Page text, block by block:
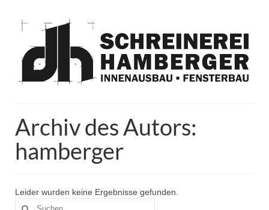
Archiv des Autors:
hamberger
Leider wurden keine Ergebnisse gefunden.
Suche